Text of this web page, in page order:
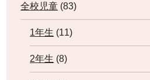
全校児童 (83)
1年生 (11)
2年生 (8)